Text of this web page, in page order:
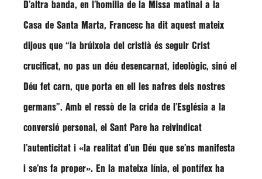
D’altra banda, en l’homilia de la Missa matinal a la
Casa de Santa Marta, Francesc ha dit aquest mateix
dijous que “la brúixola del cristià és seguir Crist
crucificat, no pas un déu desencarnat, ideològic, sinó el
Déu fet carn, que porta en ell les nafres dels nostres
germans”. Amb el ressò de la crida de l’Església a la
conversió personal, el Sant Pare ha reivindicat
l’autenticitat i «la realitat d’un Déu que se’ns manifesta
i se’ns fa proper». En la mateixa línia, el pontífex ha